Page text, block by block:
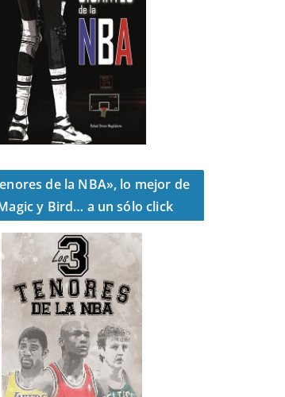
de la NBA», lo mejor de
y Bird… a un sólo click